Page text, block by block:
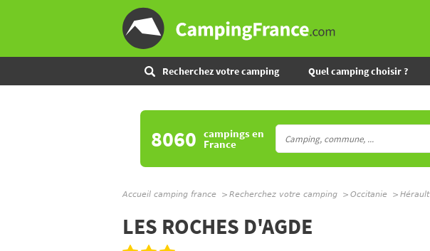
Recherchez votre camping Quel camping choisir ?
8060 campingsen
France
Accueil camping france Recherchez votre camping Occitanie Hérault
LES ROCHES D'AGDE